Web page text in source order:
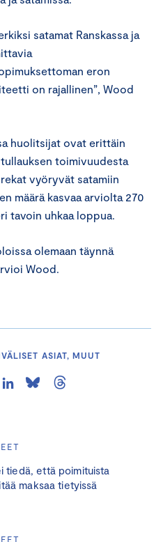
tiedä, että poimituista
maksaa tietyissä
satamat Ranskassa ja
eron
on rajallinen”, Wood
huolitsijat ovat erittäin
toimivuudesta
vyöryvät satamiin
määrä kasvaa arviolta 270
tavoin uhkaa loppua.
olemaan täynnä
Wood.
ASIAT, MUUT